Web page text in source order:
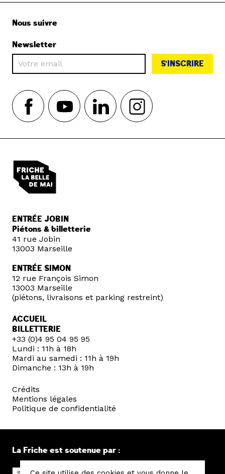
Nous suivre
Newsletter
S'INSCRIRE
ENTRÉE JOBIN
Piétons & billetterie
41 rue Jobin
13003 Marseille
ENTRÉE SIMON
12 rue François Simon
13003 Marseille
(piétons, livraisons et parking restreint)
ACCUEIL
BILLETTERIE
+33 (0)4 95 04 95 95
Lundi : 11h à 18h
Mardi au samedi : 11h à 19h
Dimanche : 13h à 19h
Crédits
Mentions légales
Politique de confidentialité
La Friche est soutenue par :